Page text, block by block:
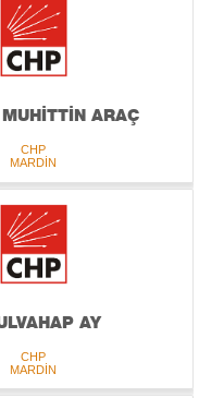
ARAÇ
CHP
MARDİN
AY
CHP
MARDİN